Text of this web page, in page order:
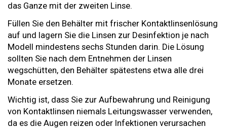
das Ganze mit der zweiten Linse.
Füllen Sie den Behälter mit frischer Kontaktlinsenlösung
auf und lagern Sie die Linsen zur Desinfektion je nach
Modell mindestens sechs Stunden darin. Die Lösung
sollten Sie nach dem Entnehmen der Linsen
wegschütten, den Behälter spätestens etwa alle drei
Monate ersetzen.
Wichtig ist, dass Sie zur Aufbewahrung und Reinigung
von Kontaktlinsen niemals Leitungswasser verwenden,
da es die Augen reizen oder Infektionen verursachen